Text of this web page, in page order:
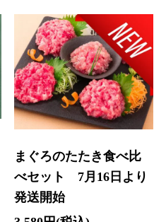
まぐろのたたき食べ比
べセット 7月16日より
発送開始